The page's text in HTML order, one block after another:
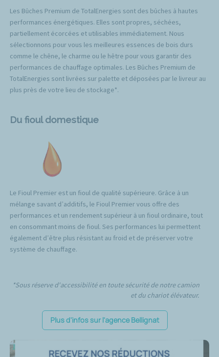
Les Bûches Premium de TotalEnergies sont des bûches à hautes
performances énergétiques. Elles sont propres, séchées,
partiellement écorcées et utilisables immédiatement. Nous
sélectionnons pour vous les meilleures essences de bois durs
comme le chêne, le charme ou le hêtre pour vous garantir des
performances de chauffage optimales. Les Bûches Premium de
TotalEnergies sont livrées sur palette et déposées par le livreur au
plus près de votre lieu de stockage*.
Du fioul domestique
Le Fioul Premier est un fioul de qualité supérieure. Grâce à un
mélange savant d’additifs, le Fioul Premier vous offre des
performances et un rendement supérieur à un fioul ordinaire, tout
en consommant moins de fioul. Ses performances lui permettent
également d’être plus résistant au froid et de préserver votre
système de chauffage.
*Sous réserve d'accessibilité en toute sécurité de notre camion
et du chariot élévateur.
Plus d'infos sur l'agence Bellignat